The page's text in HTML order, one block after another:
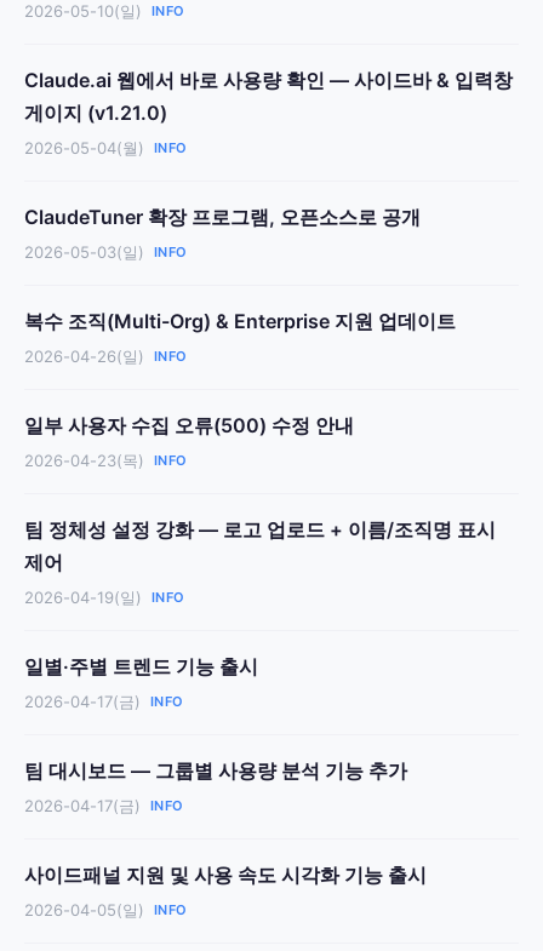
2026-05-10(일) INFO
Claude.ai 웹에서 바로 사용량 확인 — 사이드바 & 입력창
게이지 (v1.21.0)
2026-05-04(월) INFO
ClaudeTuner 확장 프로그램, 오픈소스로 공개
2026-05-03(일) INFO
복수 조직(Multi-Org) & Enterprise 지원 업데이트
2026-04-26(일) INFO
일부 사용자 수집 오류(500) 수정 안내
2026-04-23(목) INFO
팀 정체성 설정 강화 — 로고 업로드 + 이름/조직명 표시
제어
2026-04-19(일) INFO
일별·주별 트렌드 기능 출시
2026-04-17(금) INFO
팀 대시보드 — 그룹별 사용량 분석 기능 추가
2026-04-17(금) INFO
사이드패널 지원 및 사용 속도 시각화 기능 출시
2026-04-05(일) INFO